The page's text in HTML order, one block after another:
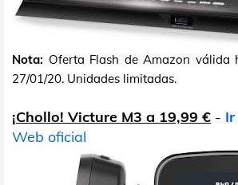
Nota: Oferta Flash de Amazon válida
27/01/20. Unidades limitadas.
¡Chollo! Victure M3 a 19,99 € -
Web oficial